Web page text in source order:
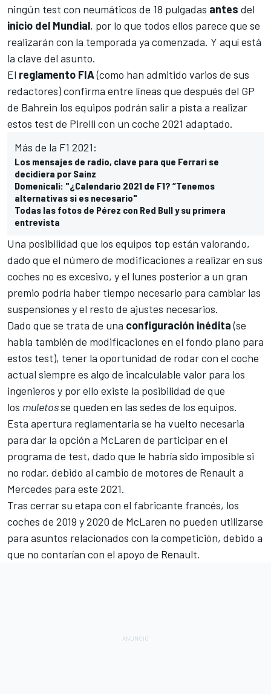
ningún test con neumáticos de 18 pulgadas antes del
inicio del Mundial, por lo que todos ellos parece que se
realizarán con la temporada ya comenzada. Y aquí está
la clave del asunto.
El reglamento FIA(como han admitido varios de sus
redactores) confirma entre líneas que después del GP
de Bahrein los equipos podrán salir a pista a realizar
estos test de Pirelli con un coche 2021 adaptado.
Más de la F1 2021:
Los mensajes de radio, clave para que Ferrari se
decidiera por Sainz
Domenicali: "¿Calendario 2021 de F1? “Tenemos
alternativas si es necesario"
Todas las fotos de Pérez con Red Bull y su primera
entrevista
Una posibilidad que los equipos top están valorando,
dado que el número de modificaciones a realizar en sus
coches no es excesivo, y el lunes posterior a un gran
premio podría haber tiempo necesario para cambiar las
suspensiones y el resto de ajustes necesarios.
Dado que se trata de una configuración inédita(se
habla también de modificaciones en el fondo plano para
estos test), tener la oportunidad de rodar con el coche
actual siempre es algo de incalculable valor para los
ingenieros y por ello existe la posibilidad de que
los muletosse queden en las sedes de los equipos.
Esta apertura reglamentaria se ha vuelto necesaria
para dar la opción a McLaren de participar en el
programa de test, dado que le habría sido imposible si
no rodar, debido al cambio de motores de Renault a
Mercedes para este 2021.
Tras cerrar su etapa con el fabricante francés, los
coches de 2019 y 2020 de McLaren no pueden utilizarse
para asuntos relacionados con la competición, debido a
que no contarían con el apoyo de Renault.